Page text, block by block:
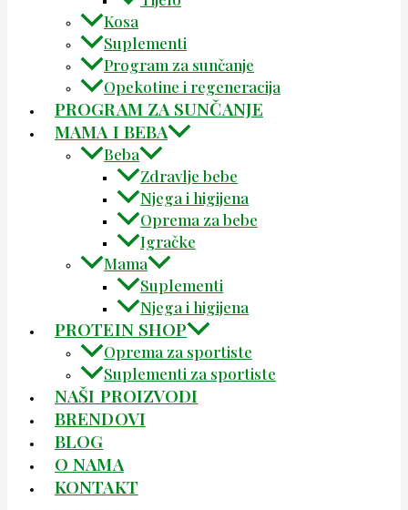
Kosa
Suplementi
Program za sunčanje
Opekotine i regeneracija
PROGRAM ZA SUNČANJE
MAMA I BEBA
Beba
Zdravlje bebe
Njega i higijena
Oprema za bebe
Igračke
Mama
Suplementi
Njega i higijena
PROTEIN SHOP
Oprema za sportiste
Suplementi za sportiste
NAŠI PROIZVODI
BRENDOVI
BLOG
O NAMA
KONTAKT